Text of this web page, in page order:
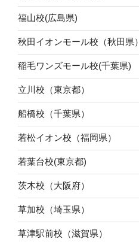
福山校(広島県)
秋田イオンモール校（秋田県）
稲毛ワンズモール校(千葉県)
立川校（東京都）
船橋校（千葉県）
若松イオン校（福岡県）
若葉台校(東京都)
茨木校（大阪府）
草加校（埼玉県）
草津駅前校（滋賀県）